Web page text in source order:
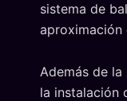
sistema de
aproximación
Además de
la instalación